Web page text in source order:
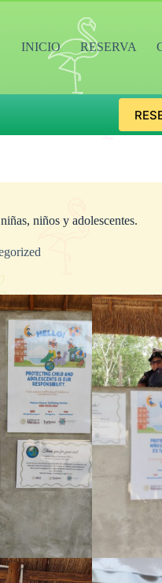
INICIO RESERVA
niños y adolescentes.